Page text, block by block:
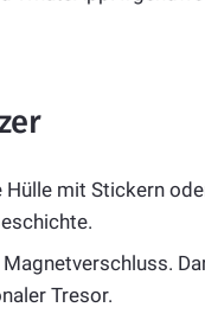
mit Stickern
Tresor.